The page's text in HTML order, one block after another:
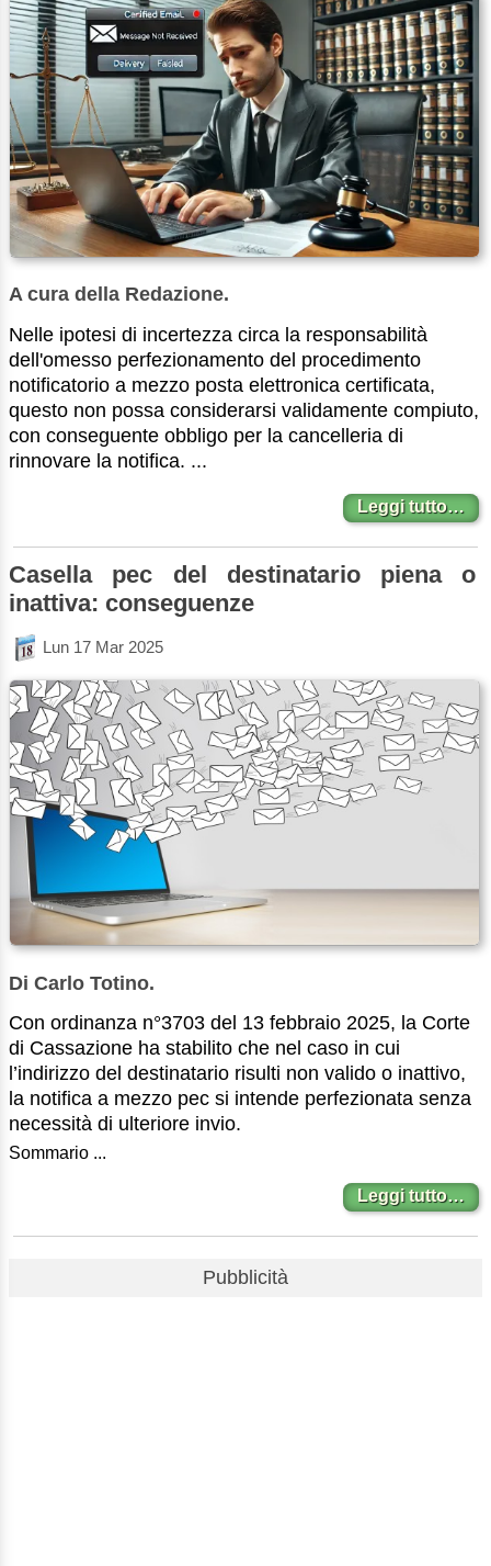
A cura della Redazione.
Nelle ipotesi di incertezza circa la responsabilità
dell'omesso perfezionamento del procedimento
notificatorio a mezzo posta elettronica certificata,
questo non possa considerarsi validamente compiuto,
con conseguente obbligo per la cancelleria di
rinnovare la notifica. ...
Leggi tutto…
Casella pec del destinatario piena o
inattiva: conseguenze
Lun 17 Mar 2025
Di Carlo Totino.
Con ordinanza n°3703 del 13 febbraio 2025, la Corte
di Cassazione ha stabilito che nel caso in cui
l’indirizzo del destinatario risulti non valido o inattivo,
la notifica a mezzo pec si intende perfezionata senza
necessità di ulteriore invio.
Sommario ...
Leggi tutto…
Pubblicità